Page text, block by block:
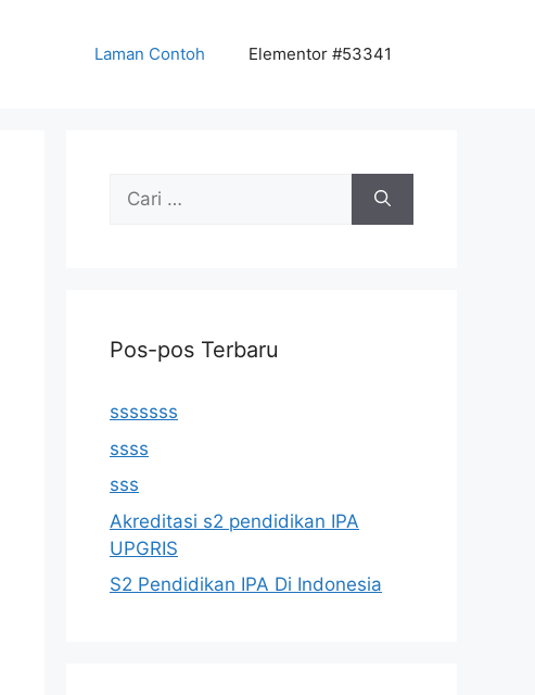
Laman Contoh Elementor #53341
Cari
Pos-pos Terbaru
sssssss
ssss
sss
Akreditasi s2 pendidikan IPA
UPGRIS
S2 Pendidikan IPA Di Indonesia